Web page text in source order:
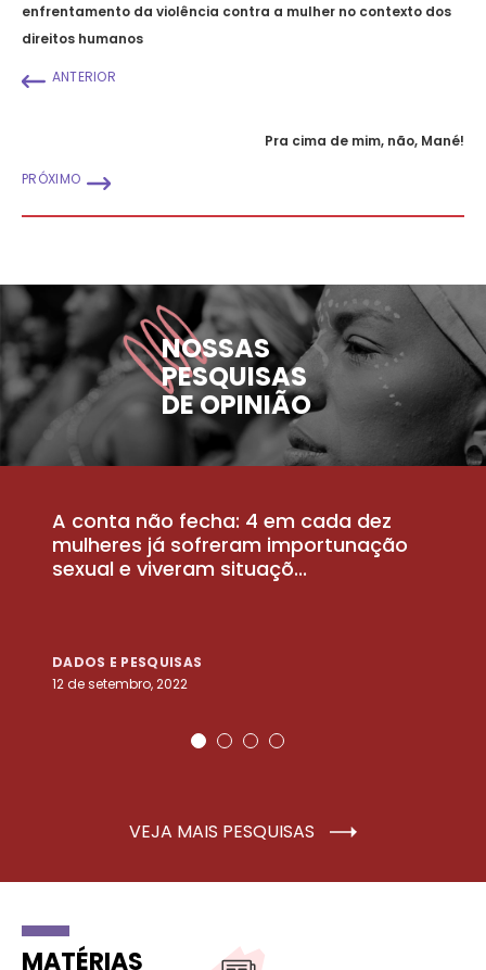
enfrentamento da violência contra a mulher no contexto dos
direitos humanos
ANTERIOR
Pra cima de mim, não, Mané!
PRÓXIMO
NOSSAS
PESQUISAS
DE OPINIÃO
A conta não fecha: 4 em cada dez
mulheres já sofreram importunação
sexual e viveram situaçõ...
DADOS E PESQUISAS
12 de setembro, 2022
VEJA MAIS PESQUISAS
MATÉRIAS